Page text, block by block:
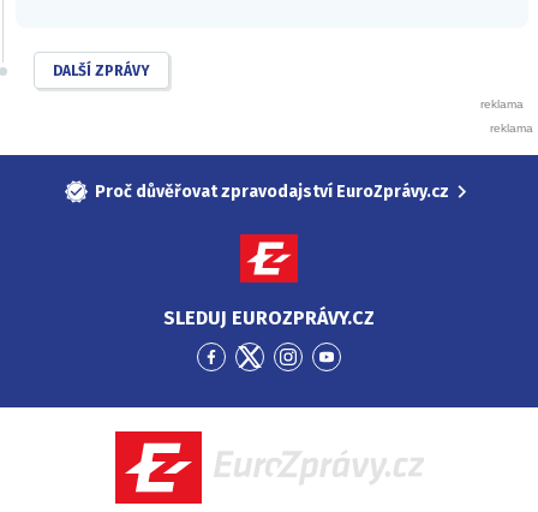
DALŠÍ ZPRÁVY
Proč důvěřovat zpravodajství EuroZprávy.cz
SLEDUJ EUROZPRÁVY.CZ
Přejít
Facebook
Přejít
Twitter
Přejít
Instagram
Přejít
YouTube
EuroZprávy.cz